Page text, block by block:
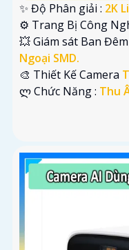
✨ Độ Phân giải : 2K
⚙ Trang Bị Công
💥 Giám sát Ban Đêm
Ngoại SMD.
🎨 Thiết Kế Camera
️ლ Chức Năng : Thu